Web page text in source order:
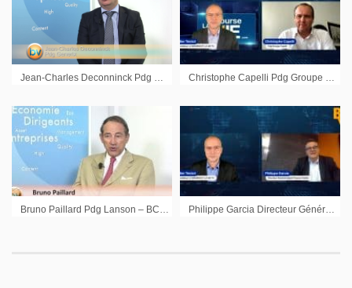
Jean-Charles Deconninck Pdg Generix : « Nous avons fait le choix d’une croissance raisonnée mais rentable » Christophe Capelli Pdg Groupe Capelli : « Toutes les ventes que je fais depuis le début de l’année sont en blocs »